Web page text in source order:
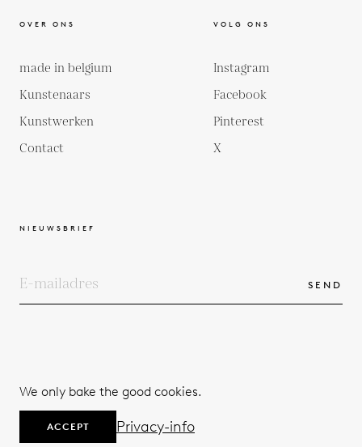
OVER ONS
made in belgium
Kunstenaars
Kunstwerken
Contact
VOLG ONS
Instagram
Facebook
Pinterest
X
NIEUWSBRIEF
SEND
We only bake the good cookies.
ACCEPT Privacy-info